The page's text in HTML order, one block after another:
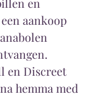
en
aankoop
en Discreet
hemma med